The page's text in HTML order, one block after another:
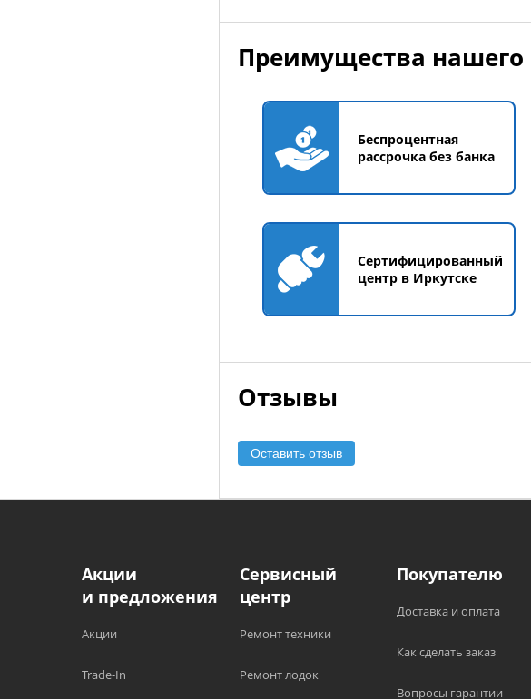
Преимущества нашего
Беспроцентная
рассрочка без банка
Сертифицированный
центр в Иркутске
Отзывы
Оставить отзыв
Акции
и предложения
Акции
Trade-In
Сервисный
центр
Ремонт техники
Ремонт лодок
Покупателю
Доставка и оплата
Как сделать заказ
Вопросы гарантии